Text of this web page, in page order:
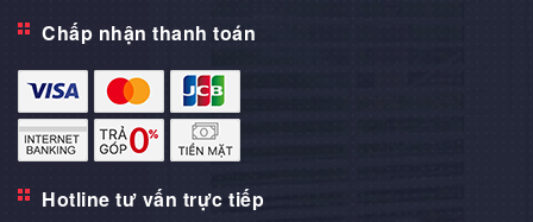
Chấp nhận thanh toán
Hotline tư vấn trực tiếp